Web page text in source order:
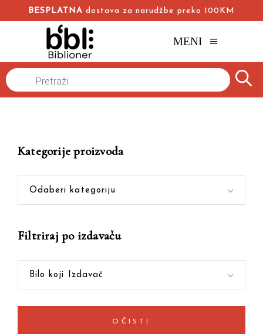
BESPLATNA dostava za narudžbe preko 100KM
MENI
Naslovna
Products
search
Kategorije proizvoda
Odaberi kategoriju
Filtriraj po izdavaču
Bilo koji Izdavač
OČISTI